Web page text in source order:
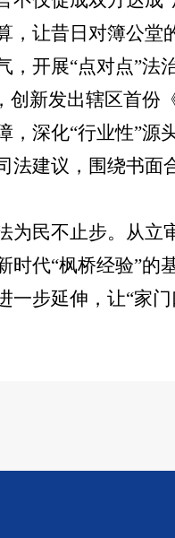
，让昔日对簿公堂
，开展“点对点”
创新发出辖区首
，深化“行业性”
法建议，围绕书面
为民不止步。从
时代“枫桥经验”
一步延伸，让“家